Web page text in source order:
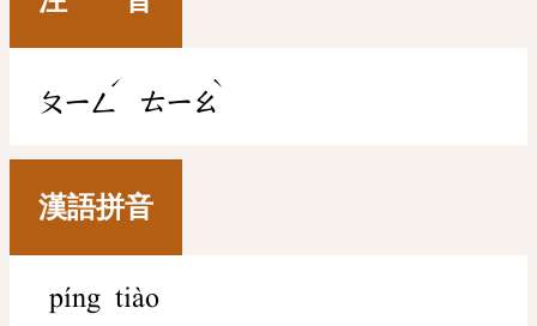
ㄆㄧㄥ
ˊ
ㄊㄧㄠ
ˋ
漢語拼音
píng tiào